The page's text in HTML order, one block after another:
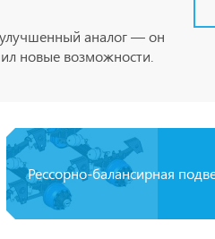
аналог — он
новые возможности.
Рессорно-балансирная